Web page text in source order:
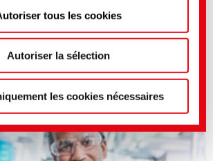
des réglages plus précis ici ou
de confidentialité.(Mentions
tous les cookies
Autoriser la sélection
les cookies nécessaires